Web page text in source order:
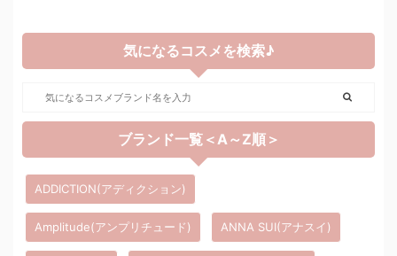
気になるコスメを検索♪
ブランド一覧＜A～Z順＞
ADDICTION(アディクション)
Amplitude(アンプリチュード) ANNA SUI(アナスイ)